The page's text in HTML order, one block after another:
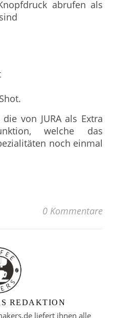
abrufen als
von JURA als Extra
welche das
noch einmal
0 Kommentare
REDAKTION
liefert ihnen alle